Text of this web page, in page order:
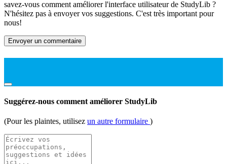
savez-vous comment améliorer l'interface utilisateur de StudyLib ?
N'hésitez pas à envoyer vos suggestions. C'est très important pour
nous!
Envoyer un commentaire
Suggérez-nous comment améliorer StudyLib
(Pour les plaintes, utilisez un autre formulaire )